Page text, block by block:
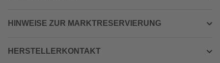
HINWEISE ZUR MARKTRESERVIERUNG
HERSTELLERKONTAKT